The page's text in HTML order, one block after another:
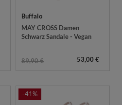
Buffalo
MAY CROSS Damen
Schwarz Sandale - Vegan
89,90 € 53,00 €
-41%